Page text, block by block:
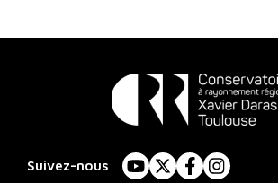
Suivez-nous
YouTube
X FacebookInstagram